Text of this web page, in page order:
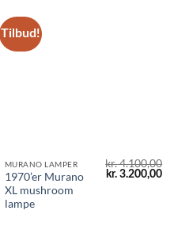
Tilbud!
MURANO LAMPER
1970’er Murano
XL mushroom
lampe
kr.4.100,00
Den
oprindelige
kr. 3.200,00